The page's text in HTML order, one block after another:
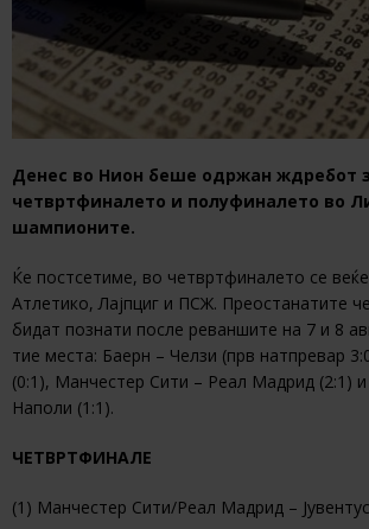
Денес во Нион беше одржан ждребот
четвртфиналето и полуфиналето во
шампионите.
Ќе постсетиме, во четвртфиналето се
Атлетико, Лајпциг и ПСЖ. Преостанатите
бидат познати после реваншите на 7 и 8
тие места: Баерн – Челзи (прв натпревар
(0:1), Манчестер Сити – Реал Мадрид (2:1)
Наполи (1:1).
ЧETВРТФИНАЛЕ
(1) Манчестер Сити/Реал Мадрид –